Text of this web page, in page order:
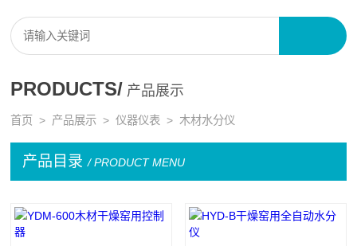
PRODUCTS/ 产品展示
首页 > 产品展示 >仪器仪表 > 木材水分仪
产品目录 / PRODUCT MENU